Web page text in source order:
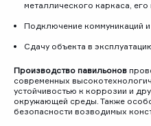
металлического каркаса,
Подключение коммуникаций
Сдачу объекта в
Производство павильонов
современных
устойчивостью к коррозии и
окружающей среды. Также
безопасности возводимых